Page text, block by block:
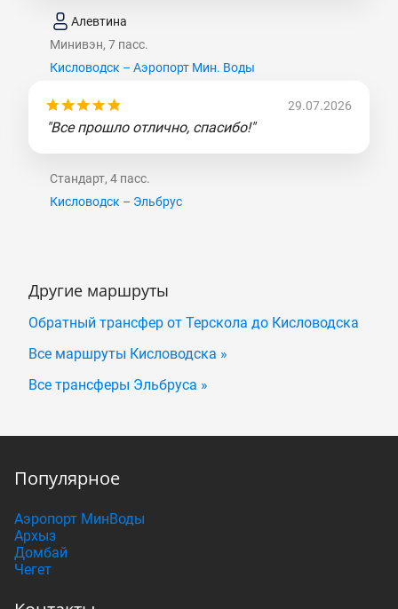
Алевтина
Минивэн, 7 пасс.
Кисловодск – Аэропорт Мин. Воды
29.07.2026
"Все прошло отлично, спасибо!"
Стандарт, 4 пасс.
Кисловодск – Эльбрус
Другие маршруты
Обратный трансфер от Терскола до Кисловодска
Все маршруты Кисловодска »
Все трансферы Эльбруса »
Популярное
Аэропорт МинВоды
Архыз
Домбай
Чегет